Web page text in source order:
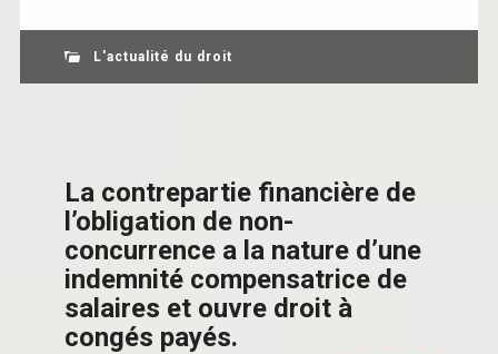
L'actualité du droit
La contrepartie financière de
l’obligation de non-
concurrence a la nature d’une
indemnité compensatrice de
salaires et ouvre droit à
congés payés.